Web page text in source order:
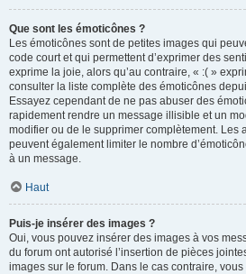
Que sont les émoticônes ?
Les émoticônes sont de petites images qui
code court et qui permettent d’exprimer des
exprime la joie, alors qu’au contraire, « :( »
consulter la liste complète des émoticônes
Essayez cependant de ne pas abuser des
rapidement rendre un message illisible et un
modifier ou de le supprimer complètement. Les
peuvent également limiter le nombre
à un message.
Haut
Puis-je insérer des images ?
Oui, vous pouvez insérer des images à vos
du forum ont autorisé l’insertion de pièces
images sur le forum. Dans le cas contraire,